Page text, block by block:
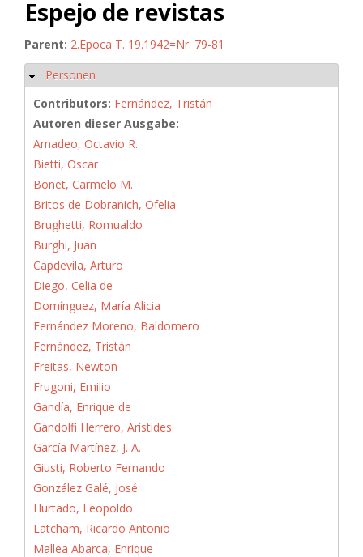
Espejo de revistas
Parent: 2.Epoca T. 19.1942=Nr. 79-81
Hide
Personen
Contributors: Fernández, Tristán
Autoren dieser Ausgabe:
Amadeo, Octavio R.
Bietti, Oscar
Bonet, Carmelo M.
Britos de Dobranich, Ofelia
Brughetti, Romualdo
Burghi, Juan
Capdevila, Arturo
Diego, Celia de
Domínguez, María Alicia
Fernández Moreno, Baldomero
Fernández, Tristán
Freitas, Newton
Frugoni, Emilio
Gandía, Enrique de
Gandolfi Herrero, Arístides
García Martínez, J. A.
Giusti, Roberto Fernando
González Galé, José
Hurtado, Leopoldo
Latcham, Ricardo Antonio
Mallea Abarca, Enrique